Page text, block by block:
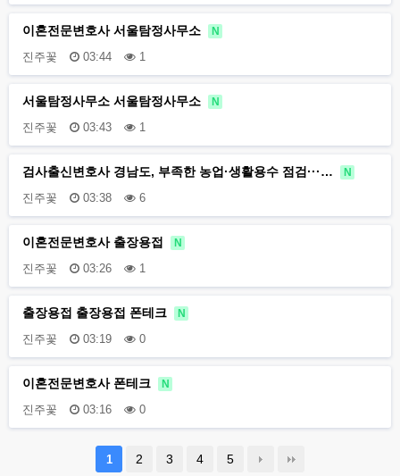
이혼전문변호사 서울탐정사무소 N
진주꽃 03:44 1
서울탐정사무소 서울탐정사무소 N
진주꽃 03:43 1
검사출신변호사 경남도, 부족한 농업·생활용수 점검···… N
진주꽃 03:38 6
이혼전문변호사 출장용접 N
진주꽃 03:26 1
출장용접 출장용접 폰테크 N
진주꽃 03:19 0
이혼전문변호사 폰테크 N
진주꽃 03:16 0
1 2 3 4 5